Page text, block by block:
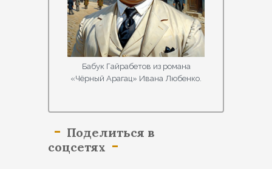
Бабук Гайрабетов из романа
«Чёрный Арагац» Ивана Любенко.
Поделиться в
соцсетях